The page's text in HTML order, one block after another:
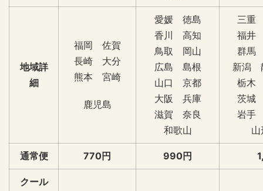
地域詳
細
福岡 佐賀
長崎 大分
熊本 宮崎
鹿児島
愛媛 徳島
香川 高知
鳥取 岡山
広島 島根
山口 京都
大阪 兵庫
滋賀 奈良
和歌山
三重
福井
群馬
新潟
栃木
茨城
岩手
通常便 770円 990円
クール